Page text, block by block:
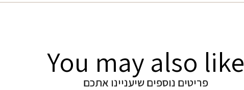
You may also like
פריטים נוספים שיעניינו אתכם